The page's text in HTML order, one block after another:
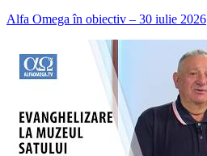
Alfa Omega în obiectiv – 30 iulie 2026